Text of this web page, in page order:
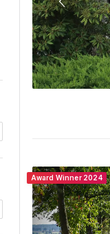
Award Winner 2024